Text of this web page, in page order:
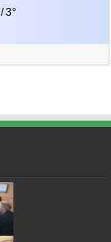
/3°